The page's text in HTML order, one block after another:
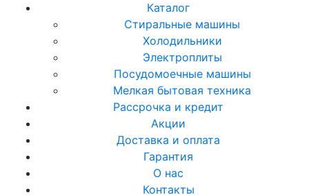
Каталог
Стиральные машины
Холодильники
Электроплиты
Посудомоечные машины
Мелкая бытовая техника
Рассрочка и кредит
Акции
Доставка и оплата
Гарантия
О нас
Контакты